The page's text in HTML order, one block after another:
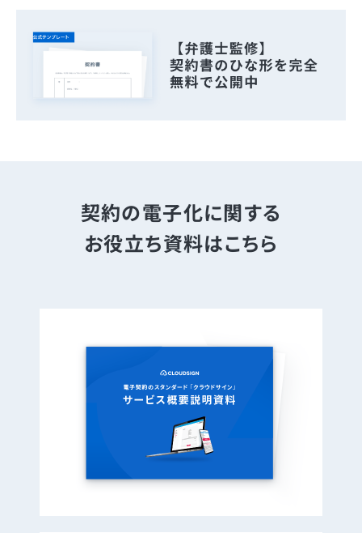
契約の電子化に関する
お役立ち資料はこちら